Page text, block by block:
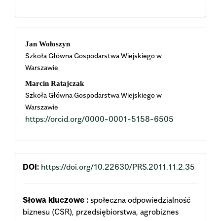
Main
Article
Content
Jan Wołoszyn
Szkoła Główna Gospodarstwa Wiejskiego w
Warszawie
Marcin Ratajczak
Szkoła Główna Gospodarstwa Wiejskiego w
Warszawie
https://orcid.org/0000-0001-5158-6505
DOI: https://doi.org/10.22630/PRS.2011.11.2.35
Słowa kluczowe : społeczna odpowiedzialność
biznesu (CSR), przedsiębiorstwa, agrobiznes